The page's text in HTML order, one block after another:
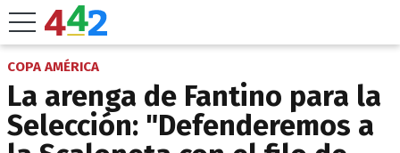
COPA AMÉRICA
La arenga de Fantino para la
Selección: "Defenderemos a